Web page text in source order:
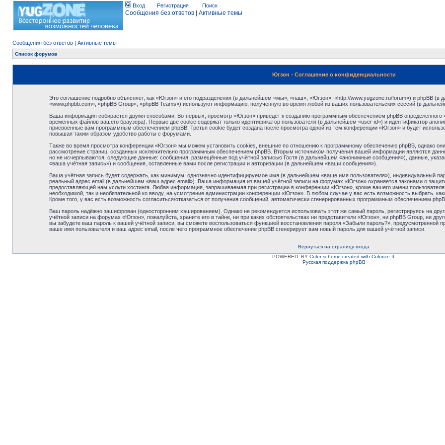
Вход Регистрация Поиск
Сообщения без ответов Активные темы
Сообщения без ответов | Активные темы
Список форумов
Югзон - Соглашение о конфиденциальности
Это соглашение подробно объясняет, как «Югзон» и его подразделения (в дальнейшем «мы», «наш», «Югзон», «http://www.yugzone.ru/forum») и phpBB (в
«www.phpbb.com», «phpBB Group», «phpBB Teams») используют информацию, полученную во время любой из ваших пользовательских сессий (в
Ваша информация собирается двумя способами. Во-первых, просмотр «Югзон» приведёт к созданию программным обеспечением phpBB
временных файлов вашего браузера). Первые две cookie содержат только идентификатор пользователя (в дальнейшем «user-id») и идентификатор
присвоенные вам программным обеспечением phpBB. Третья cookie будет создана после просмотра одной из тем конференции «Югзон» и будет
повышая таким образом удобство работы с форумами.
Также во время просмотра конференции «Югзон» мы можем установить cookies, внешние по отношению к программному обеспечению phpBB, однако они
рассмотрение страниц, созданных исключительно программным обеспечением phpBB. Вторым источником получения вашей информации являются
но не исчерпываются, следующие данные: сообщения, размещённые под учётной записью Гостя (в дальнейшем «анонимные сообщения»), данные,
«ваша учётная запись») и сообщения, оставленные вами после регистрации и авторизации (в дальнейшем «ваши сообщения»).
Ваша учётная запись будет содержать, как минимум, однозначно идентифицируемое имя (в дальнейшем «ваше имя пользователя»), индивидуальный
реальный адрес email (в дальнейшем «ваш адрес email»). Ваша информация из вашей учётной записи на форумах «Югзон» охраняется законами о
предоставляющей нам услуги хостинга. Любая информация, запрашиваемая при регистрации в конференции «Югзон», кроме вашего имени
необходимой, так и необязательной ко вводу, на усмотрение администрации конференции «Югзон». В любом случае у вас есть возможность выбрать,
Кроме того, у вас есть возможность согласиться/отказаться от получения сообщений, автоматически сгенерированных программным обеспечением
Ваш пароль надёжно зашифрован (односторонним хэшированием). Однако не рекомендуется использовать этот же самый пароль, регистрируясь на
учётной записи на форумах «Югзон», пожалуйста, храните его в тайне, ни при каких обстоятельствах ни представители «Югзон», ни phpBB Group, ни
вы забудете ваш пароль к вашей учётной записи, вы сможете воспользоваться функцией восстановления пароля «Забыли пароль?»,
ваше имя пользователя и ваш адрес email, после чего программное обеспечение phpBB сгенерирует вам новый пароль для вашей учётной записи.
Вернуться на страницу входа
POWERED_BY Color scheme created with Colorize It.
Русская поддержка phpBB